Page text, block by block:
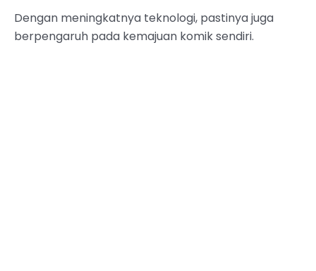
Dengan meningkatnya teknologi, pastinya juga
berpengaruh pada kemajuan komik sendiri.